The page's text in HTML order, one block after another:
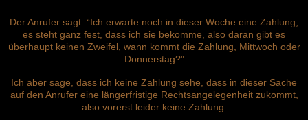
Der Anrufer sagt :“Ich erwarte noch in dieser Woche eine Zahlung,
es steht ganz fest, dass ich sie bekomme, also daran gibt es
überhaupt keinen Zweifel, wann kommt die Zahlung, Mittwoch oder
Donnerstag?"
Ich aber sage, dass ich keine Zahlung sehe, dass in dieser Sache
auf den Anrufer eine längerfristige Rechtsangelegenheit zukommt,
also vorerst leider keine Zahlung.